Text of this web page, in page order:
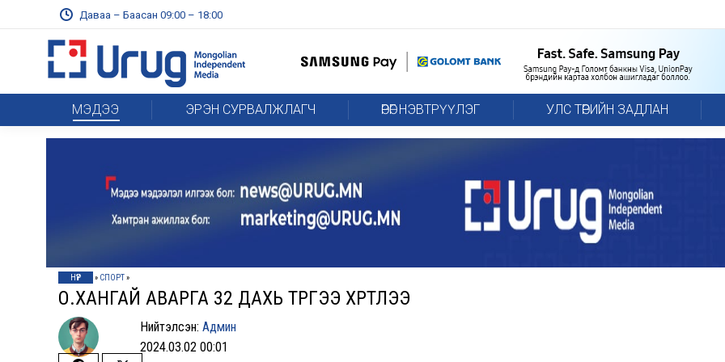
Даваа – Баасан 09:00 – 18:00
МЭДЭЭ ЭРЭН СУРВАЛЖЛАГЧ ӨРӨГ НЭВТРҮҮЛЭГ УЛС ТӨРИЙН ЗАДЛАН
НҮҮР » СПОРТ»
О.XАНГАЙ АВАРГА 32 ДАXЬ ТҮРҮҮГЭЭ XҮРТЛЭЭ
Нийтэлсэн:Админ
2024.03.02 00:01